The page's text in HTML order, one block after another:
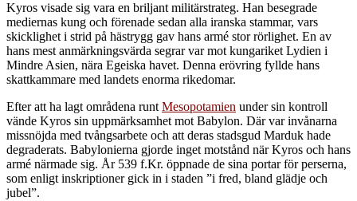
Kyros visade sig vara en briljant militärstrateg. Han besegrade
mediernas kung och förenade sedan alla iranska stammar, vars
skicklighet i strid på hästrygg gav hans armé stor rörlighet. En av
hans mest anmärkningsvärda segrar var mot kungariket Lydien i
Mindre Asien, nära Egeiska havet. Denna erövring fyllde hans
skattkammare med landets enorma rikedomar.
Efter att ha lagt områdena runt Mesopotamien under sin kontroll
vände Kyros sin uppmärksamhet mot Babylon. Där var invånarna
missnöjda med tvångsarbete och att deras stadsgud Marduk hade
degraderats. Babylonierna gjorde inget motstånd när Kyros och hans
armé närmade sig. År 539 f.Kr. öppnade de sina portar för perserna,
som enligt inskriptioner gick in i staden ”i fred, bland glädje och
jubel”.